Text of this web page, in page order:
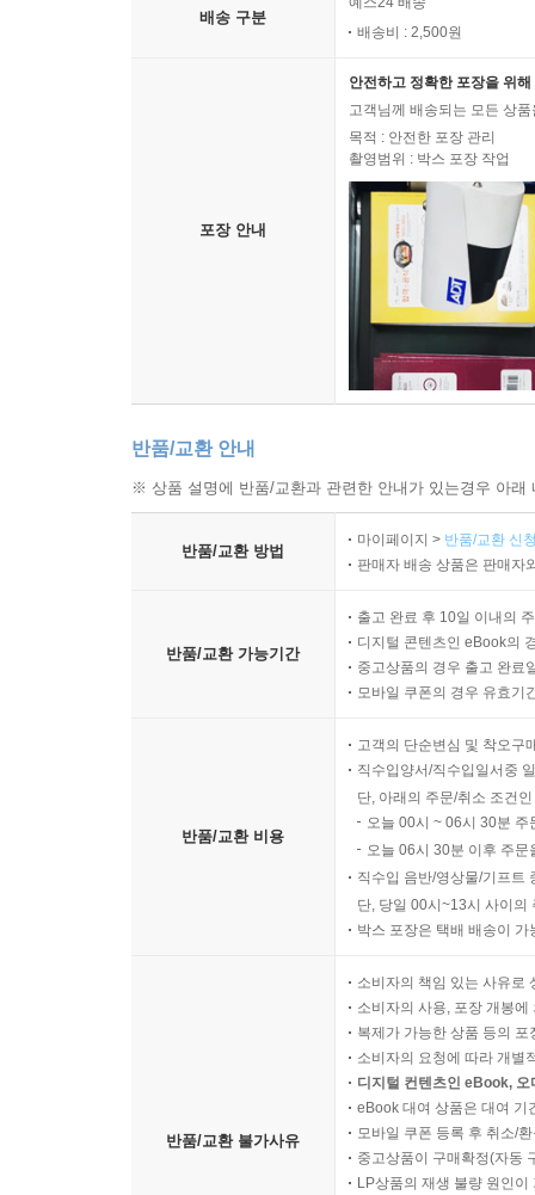
배송 구분
배송비 : 2,500원
포장 안내
안전하고 정확한 포장을 위
고객님께 배송되는 모든 상
목적 : 안전한 포장 관리
촬영범위 : 박스 포장 작업
반품/교환 안내
※ 상품 설명에 반품/교환과 관련한 안내가 있는경우 아
반품/교환 방법
마이페이지 > 반품/교환 신
판매자 배송 상품은 판매자
반품/교환 가능기간
출고 완료 후 10일 이내의
디지털 콘텐츠인 eBook의
중고상품의 경우 출고 완료
모바일 쿠폰의 경우 유효기
반품/교환 비용
고객의 단순변심 및 착오구
직수입양서/직수입일서중
단, 아래의 주문/취소 조건
오늘 00시 ~ 06시 30분
오늘 06시 30분 이후 주
직수입 음반/영상물/기프트
단, 당일 00시~13시 사이의
박스 포장은 택배 배송이
반품/교환 불가사유
소비자의 책임 있는 사유로
소비자의 사용, 포장 개봉
복제가 가능한 상품 등의
소비자의 요청에 따라 개별
디지털 컨텐츠인 eBook,
eBook 대여 상품은 대여 기
모바일 쿠폰 등록 후 취소/
중고상품이 구매확정(자동
LP상품의 재생 불량 원인